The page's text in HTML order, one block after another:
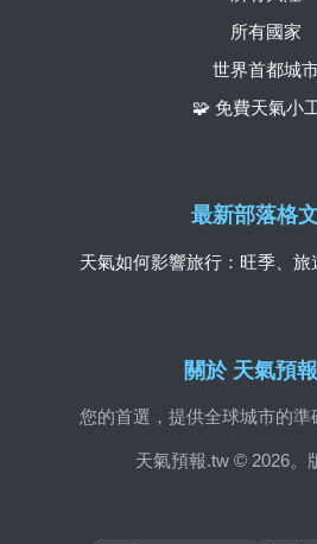
關於 天氣預
您的首選，提供全球城市的準
天氣預報.tw © 2026。
所有國家
世界首都城
🧩 免費天氣小
最新部落格
天氣如何影響旅行：旺季、